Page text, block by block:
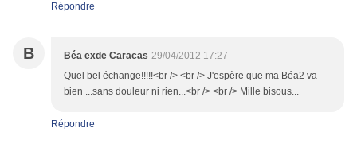
Répondre
B Béa exde Caracas 29/04/2012 17:27
Quel bel échange!!!!!<br /> <br /> J'espère que ma Béa2 va
bien ...sans douleur ni rien...<br /> <br /> Mille bisous...
Répondre